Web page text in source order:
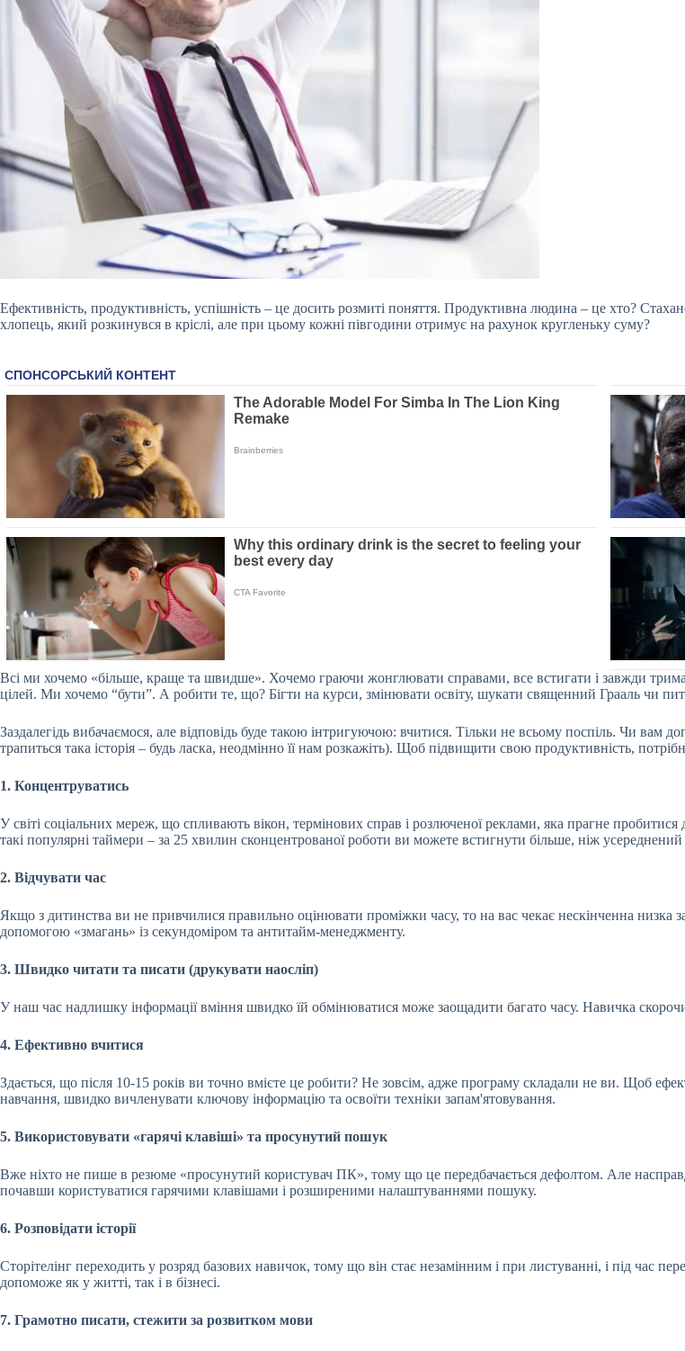
Ефективність, продуктивність, успішність – це досить розмиті поняття. Продуктивна людина – це хто?
хлопець, який розкинувся в кріслі, але при цьому кожні півгодини отримує на рахунок кругленьку суму?
Всі ми хочемо «більше, краще та швидше». Хочемо граючи жонглювати справами, все встигати і завжди
цілей. Ми хочемо “бути”. А робити те, що? Бігти на курси, змінювати освіту, шукати священний Грааль чи пити
Заздалегідь вибачаємося, але відповідь буде такою інтригуючою: вчитися. Тільки не всьому поспіль. Чи
трапиться така історія – будь ласка, неодмінно її нам розкажіть). Щоб підвищити свою продуктивність,
1. Концентруватись
У світі соціальних мереж, що спливають вікон, термінових справ і розлюченої реклами, яка прагне
такі популярні таймери – за 25 хвилин сконцентрованої роботи ви можете встигнути більше, ніж
2. Відчувати час
Якщо з дитинства ви не привчилися правильно оцінювати проміжки часу, то на вас чекає нескінченна
допомогою «змагань» із секундоміром та антитайм-менеджменту.
3. Швидко читати та писати (друкувати наосліп)
У наш час надлишку інформації вміння швидко їй обмінюватися може заощадити багато часу. Навичка
4. Ефективно вчитися
Здається, що після 10-15 років ви точно вмієте це робити? Не зовсім, адже програму складали не ви. Щоб
навчання, швидко вичленувати ключову інформацію та освоїти техніки запам'ятовування.
5. Використовувати «гарячі клавіші» та просунутий пошук
Вже ніхто не пише в резюме «просунутий користувач ПК», тому що це передбачається дефолтом. Але
почавши користуватися гарячими клавішами і розширеними налаштуваннями пошуку.
6. Розповідати історії
Сторітелінг переходить у розряд базових навичок, тому що він стає незамінним і при листуванні, і під час
допоможе як у житті, так і в бізнесі.
7. Грамотно писати, стежити за розвитком мови